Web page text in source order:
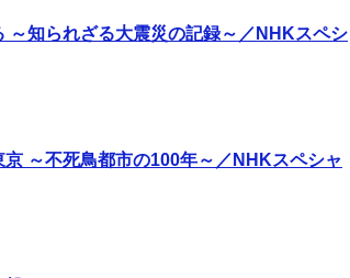
～知られざる大震災の記録～／NHKスペシ
～不死鳥都市の100年～／NHKスペシャ